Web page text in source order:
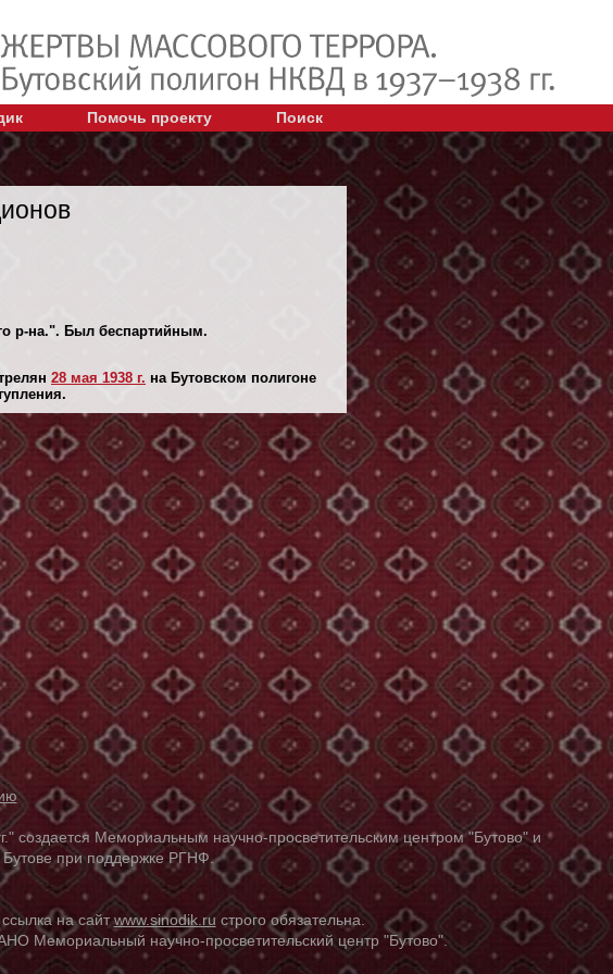
Помочь проекту Поиск
р-на.". Был беспартийным.
28 мая 1938 г. на Бутовском полигоне
Мемориальным научно-просветительским центром "Бутово" и
Бутове при поддержке РГНФ.
на сайтwww.sinodik.ru строго обязательна.
Мемориальный научно-просветительский центр "Бутово".